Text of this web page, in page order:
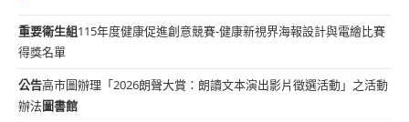
重要衛生組115年度健康促進創意競賽-健康新視界海報設計與電繪比賽
得獎名單
公告高市圖辦理「2026朗聲大賞：朗讀文本演出影片徵選活動」之活動
辦法圖書館